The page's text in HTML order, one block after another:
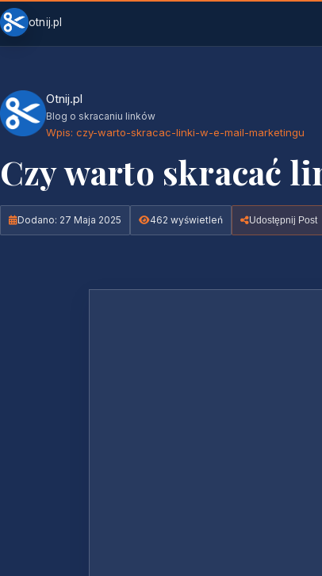
otnij.pl
Otnij.pl
Blog o skracaniu linków
Wpis: czy-warto-skracac-linki-w-e-mail-marketingu
Czy warto skracać
Dodano: 27 Maja 2025 462 wyświetleń Udostępnij Post